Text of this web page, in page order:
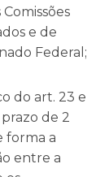
e de
Federal;
do art. 23 e
de 2
forma a
entre a